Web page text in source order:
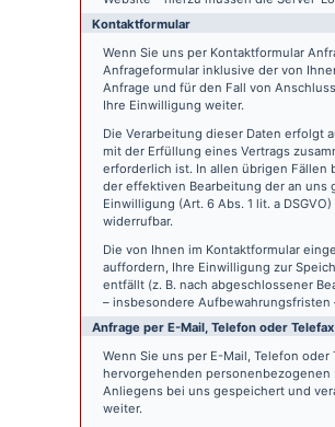
Kontaktformular
Wenn Sie uns per Kontaktformular
Anfrageformular inklusive der von
Anfrage und für den Fall von
Ihre Einwilligung weiter.
Die Verarbeitung dieser Daten erfolgt
mit der Erfüllung eines Vertrags
erforderlich ist. In allen übrigen Fällen
der effektiven Bearbeitung der an uns
Einwilligung (Art. 6 Abs. 1 lit. a
widerrufbar.
Die von Ihnen im Kontaktformular
auffordern, Ihre Einwilligung zur
entfällt (z. B. nach abgeschlossener
– insbesondere
Anfrage per E-Mail, Telefon oder Telefax
Wenn Sie uns per E-Mail, Telefon
hervorgehenden personenbezogenen
Anliegens bei uns gespeichert und
weiter.